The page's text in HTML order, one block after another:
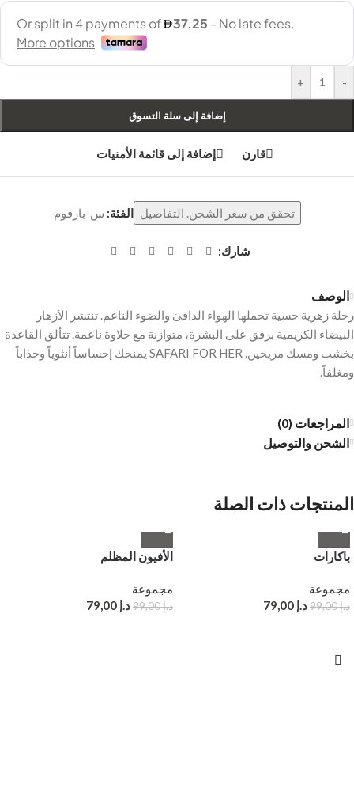
-
+
إضافة إلى سلة التسوق
قارن إضافة إلى قائمة الأمنيات
تحقق من سعر الشحن. التفاصيل الفئة: س-بارفوم
شارك:
الوصف
رحلة زهرية حسية تحملها الهواء الدافئ والضوء الناعم. تنتشر الأزهار
البيضاء الكريمية برفق على البشرة، متوازنة مع حلاوة ناعمة. تتألق القاعدة
بخشب ومسك مريحين. SAFARI FOR HER يمنحك إحساساً أنثوياً وجذاباً
ومغلفاً.
المراجعات (0)
الشحن والتوصيل
المنتجات ذات الصلة
باكارات
مجموعة
د.إ99,00 د.إ
الأفيون المظلم
مجموعة
د.إ99,00 د.إ